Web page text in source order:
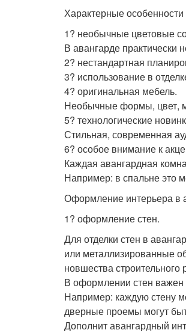
Характерные особенности
1? необычные цветовые
В авангарде практически
2? нестандартная
3? использование в
4? оригинальная мебель.
Необычные формы, цвет,
5? технологические
Стильная, современная
6? особое внимание к
Каждая авангардная
Например: в спальне это
Оформление интерьера в
1? оформление стен.
Для отделки стен в
или металлизированные
новшества строительного
В оформлении стен важен
Например: каждую стену
дверные проемы могут
Дополнит авангардный